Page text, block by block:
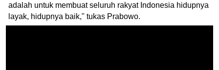
adalah untuk membuat seluruh rakyat Indonesia hidupnya
layak, hidupnya baik," tukas Prabowo.